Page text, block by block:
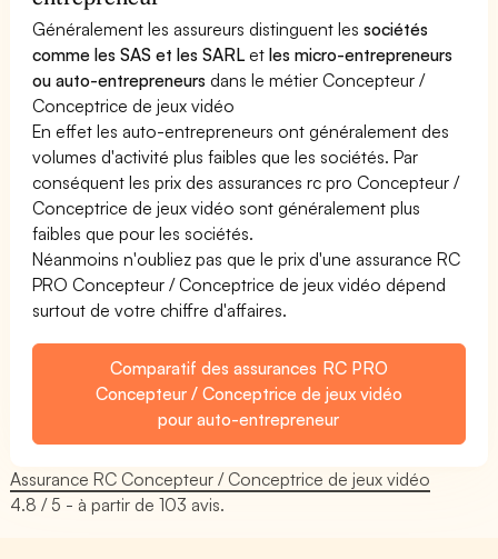
Généralement les assureurs distinguent lessociétés
comme les SAS et les SARL etles micro-entrepreneurs
ou auto-entrepreneurs dans le métier Concepteur /
Conceptrice de jeux vidéo
En effet les auto-entrepreneurs ont généralement des
volumes d'activité plus faibles que les sociétés. Par
conséquent les prix des assurances rc pro Concepteur /
Conceptrice de jeux vidéo sont généralement plus
faibles que pour les sociétés.
Néanmoins n'oubliez pas que le prix d'une assurance RC
PRO Concepteur / Conceptrice de jeux vidéo dépend
surtout de votre chiffre d'affaires.
Comparatif des assurances RC PRO
Concepteur / Conceptrice de jeux vidéo
pour auto-entrepreneur
Assurance RC Concepteur / Conceptrice de jeux vidéo
4.8 / 5 - à partir de103 avis.